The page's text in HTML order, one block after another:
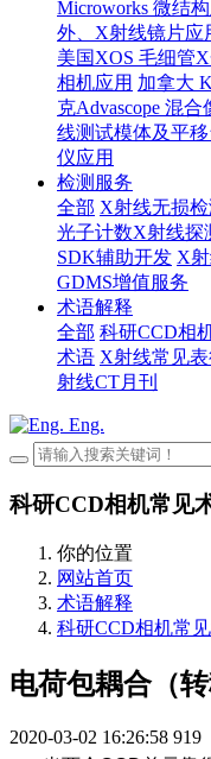
Microworks 微结
外、X射线镜片应
美国XOS 毛细管
相机应用 加拿大
克Advascope 混
线测试模体及平移
仪应用
检测服务
全部 X射线无损
光子计数X射线探
SDK辅助开发 X
GDMS增值服务
术语解释
全部 科研CCD相
术语 X射线常见
射线CT月刊
Eng.
科研CCD相机常见
你的位置
网站首页
术语解释
科研CCD相机常
电荷包耦合（
2020-03-02 16:26:58 919